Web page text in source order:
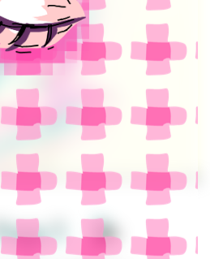
Page1